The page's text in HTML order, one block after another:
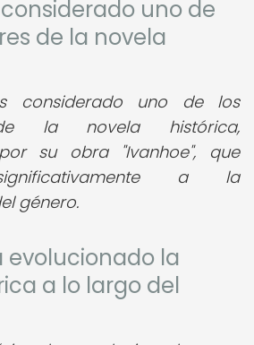
uno de
de la novela
considerado uno de los
la novela histórica,
su obra "Ivanhoe", que
a la
género.
evolucionado la
a lo largo del